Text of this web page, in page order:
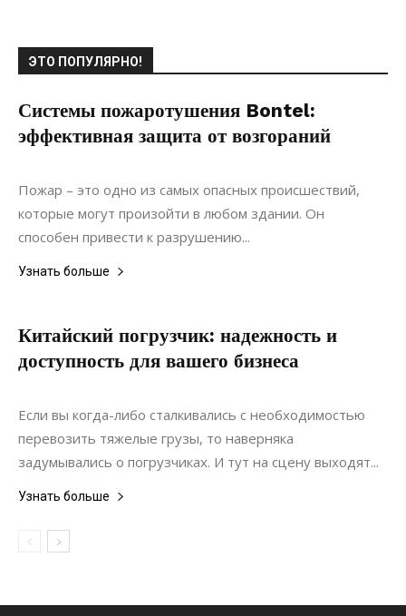
ЭТО ПОПУЛЯРНО!
Системы пожаротушения Bontel:
эффективная защита от возгораний
29.07.2022
Пожар – это одно из самых опасных происшествий,
которые могут произойти в любом здании. Он
способен привести к разрушению...
Узнать больше
Китайский погрузчик: надежность и
доступность для вашего бизнеса
01.09.2024
Если вы когда-либо сталкивались с необходимостью
перевозить тяжелые грузы, то наверняка
задумывались о погрузчиках. И тут на сцену выходят...
Узнать больше